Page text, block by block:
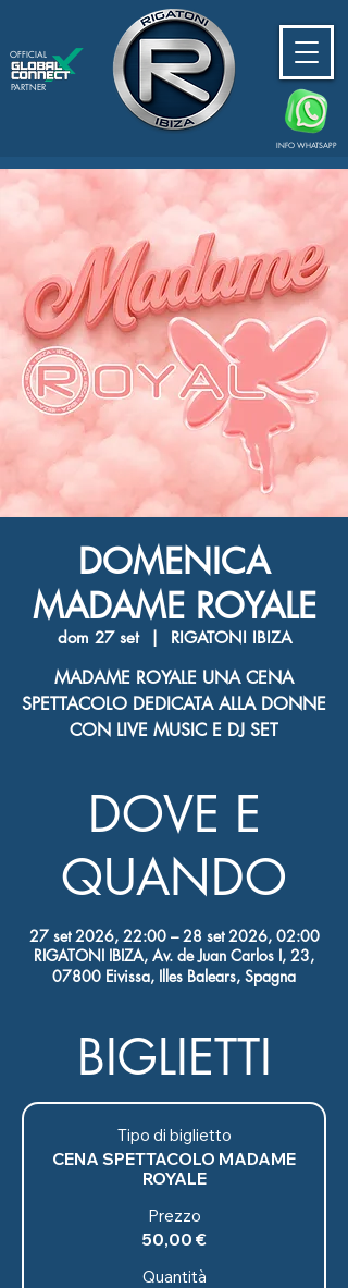
PARTNER
OFFICIAL
INFO WHATSAPP
DOMENICA
MADAME ROYALE
dom 27 set
  |
RIGATONI IBIZA
MADAME ROYALE UNA CENA
SPETTACOLO DEDICATA ALLA DONNE
CON LIVE MUSIC E DJ SET
DOVE E
QUANDO
27 set 2026, 22:00 – 28 set 2026, 02:00
RIGATONI IBIZA, Av. de Juan Carlos I, 23,
07800 Eivissa, Illes Balears, Spagna
BIGLIETTI
Tipo di biglietto
CENA SPETTACOLO MADAME
ROYALE
Prezzo
50,00 €
Quantità